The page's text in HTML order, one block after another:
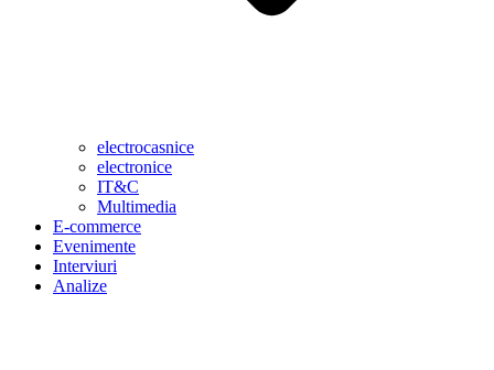
electrocasnice
electronice
IT&C
Multimedia
E-commerce
Evenimente
Interviuri
Analize